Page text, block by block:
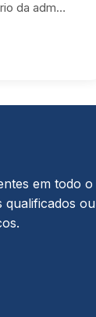
da adm…
em todo o
qualificados ou